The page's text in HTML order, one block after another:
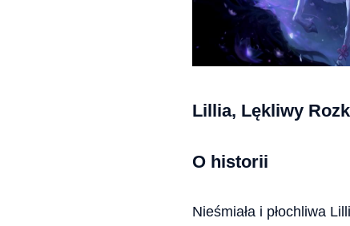
Lillia, Lękliwy
O historii
Nieśmiała i płochliwa